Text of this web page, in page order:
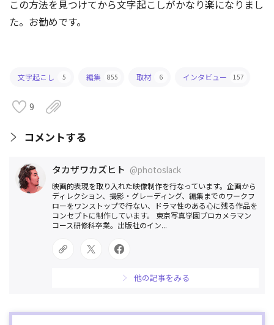
この方法を見つけてから文字起こしがかなり楽になりまし
た。お勧めです。
文字起こし 5 編集 855 取材 6 インタビュー 157
9
コメントする
タカザワカズヒト @photoslack
映画的表現を取り入れた映像制作を行なっています。企画から
ディレクション、撮影・グレーディング、編集までのワークフ
ローをワンストップで行ない、ドラマ性のある心に残る作品を
コンセプトに制作しています。 東京写真学園プロカメラマン
コース研修科卒業。出版社のイン...
他の記事をみる